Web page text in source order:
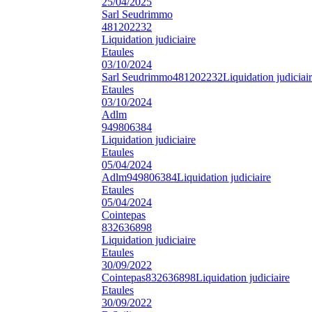
Sarl Seudrimmo
481202232
Liquidation judiciaire
Etaules
03/10/2024
Sarl Seudrimmo481202232Liquidation
Etaules
03/10/2024
Adlm
949806384
Liquidation judiciaire
Etaules
05/04/2024
Adlm949806384Liquidation judiciaire
Etaules
05/04/2024
Cointepas
832636898
Liquidation judiciaire
Etaules
30/09/2022
Cointepas832636898Liquidation judiciaire
Etaules
30/09/2022